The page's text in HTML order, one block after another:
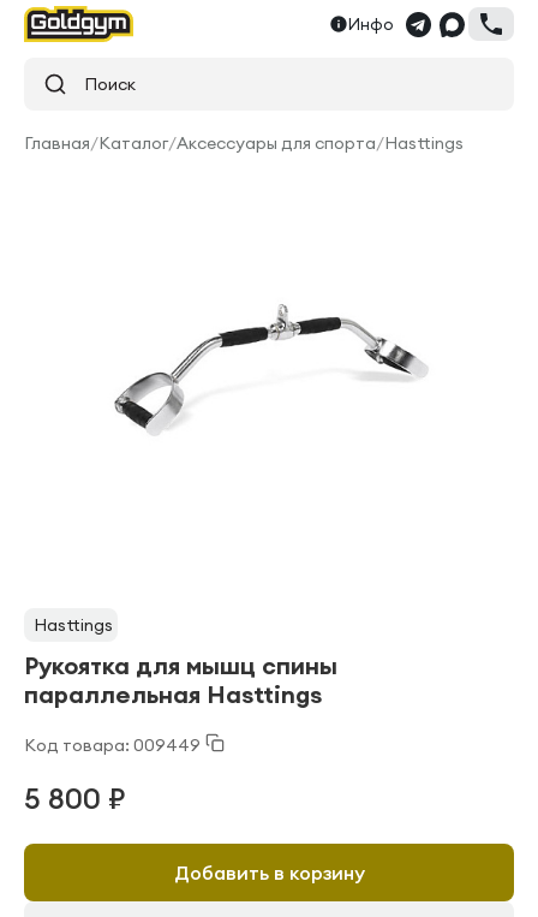
Инфо
Поиск
Главная/Каталог/Аксессуары для спорта/Hasttings
Hasttings
Рукоятка для мышц спины
параллельная Hasttings
Код товара: 009449
5 800 ₽
Добавить в корзину